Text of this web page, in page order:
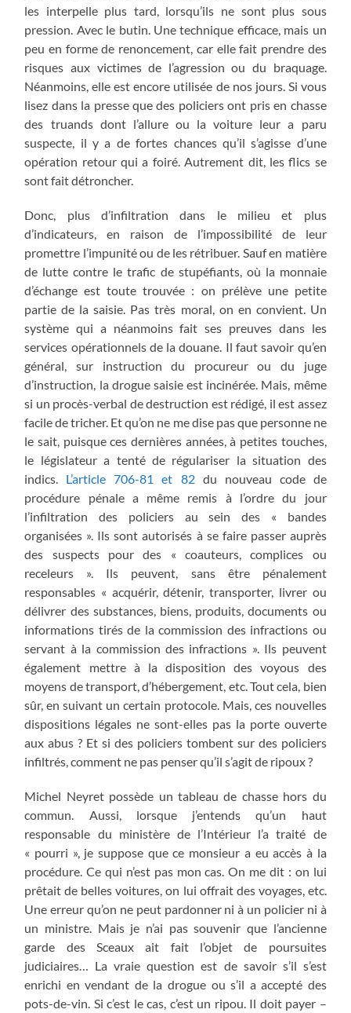
les interpelle plus tard, lorsqu’ils ne sont plus sous
pression. Avec le butin. Une technique efficace, mais un
peu en forme de renoncement, car elle fait prendre des
risques aux victimes de l’agression ou du braquage.
Néanmoins, elle est encore utilisée de nos jours. Si vous
lisez dans la presse que des policiers ont pris en chasse
des truands dont l’allure ou la voiture leur a paru
suspecte, il y a de fortes chances qu’il s’agisse d’une
opération retour qui a foiré. Autrement dit, les flics se
sont fait détroncher.
Donc, plus d’infiltration dans le milieu et plus
d’indicateurs, en raison de l’impossibilité de leur
promettre l’impunité ou de les rétribuer. Sauf en matière
de lutte contre le trafic de stupéfiants, où la monnaie
d’échange est toute trouvée : on prélève une petite
partie de la saisie. Pas très moral, on en convient. Un
système qui a néanmoins fait ses preuves dans les
services opérationnels de la douane. Il faut savoir qu’en
général, sur instruction du procureur ou du juge
d’instruction, la drogue saisie est incinérée. Mais, même
si un procès-verbal de destruction est rédigé, il est assez
facile de tricher. Et qu’on ne me dise pas que personne ne
le sait, puisque ces dernières années, à petites touches,
le législateur a tenté de régulariser la situation des
indics. L’article 706-81 et 82du nouveau code de
procédure pénale a même remis à l’ordre du jour
l’infiltration des policiers au sein des « bandes
organisées ». Ils sont autorisés à se faire passer auprès
des suspects pour des « coauteurs, complices ou
receleurs ». Ils peuvent, sans être pénalement
responsables « acquérir, détenir, transporter, livrer ou
délivrer des substances, biens, produits, documents ou
informations tirés de la commission des infractions ou
servant à la commission des infractions ». Ils peuvent
également mettre à la disposition des voyous des
moyens de transport, d’hébergement, etc. Tout cela, bien
sûr, en suivant un certain protocole. Mais, ces nouvelles
dispositions légales ne sont-elles pas la porte ouverte
aux abus ? Et si des policiers tombent sur des policiers
infiltrés, comment ne pas penser qu’il s’agit de ripoux ?
Michel Neyret possède un tableau de chasse hors du
commun. Aussi, lorsque j’entends qu’un haut
responsable du ministère de l’Intérieur l’a traité de
« pourri », je suppose que ce monsieur a eu accès à la
procédure. Ce qui n’est pas mon cas. On me dit : on lui
prêtait de belles voitures, on lui offrait des voyages, etc.
Une erreur qu’on ne peut pardonner ni à un policier ni à
un ministre. Mais je n’ai pas souvenir que l’ancienne
garde des Sceaux ait fait l’objet de poursuites
judiciaires… La vraie question est de savoir s’il s’est
enrichi en vendant de la drogue ou s’il a accepté des
pots-de-vin. Si c’est le cas, c’est un ripou. Il doit payer –